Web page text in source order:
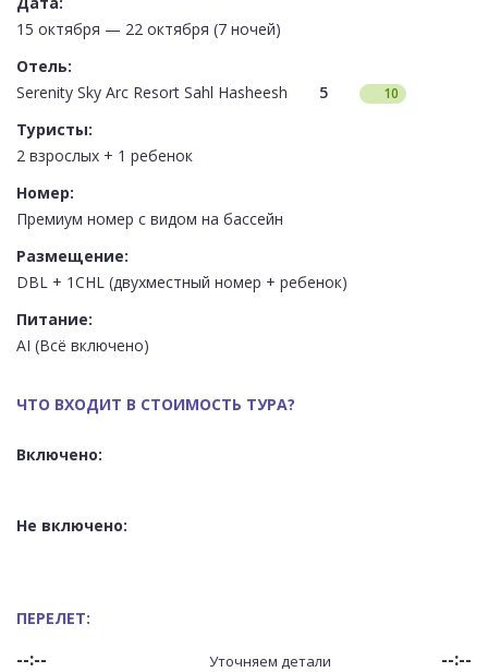
15 октября — 22 октября (7 ночей)
Отель:
Serenity Sky Arc Resort Sahl Hasheesh
5 10
Туристы:
2 взрослых + 1 ребенок
Номер:
Премиум номер с видом на бассейн
Размещение:
DBL + 1CHL (двухместный номер + ребенок)
Питание:
AI (Всё включено)
ЧТО ВХОДИТ В СТОИМОСТЬ ТУРА?
Включено:
Не включено:
ПЕРЕЛЕТ:
--:-- Уточняем детали --:--